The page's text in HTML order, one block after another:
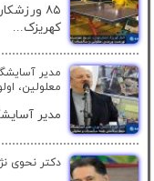
۸۵
کهریزک...
مدیر
معلولین،
مدیر
دکتر نحوی